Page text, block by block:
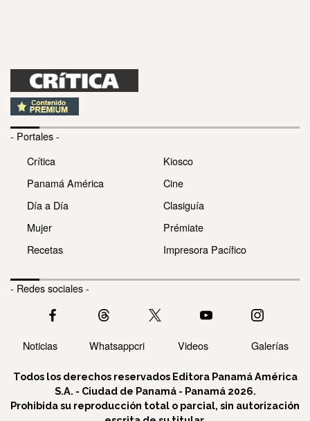
- Portales -
Crítica
Panamá América
Día a Día
Mujer
Recetas
Kiosco
Cine
Clasiguía
Prémiate
Impresora Pacífico
- Redes sociales -
Noticias Whatsappcri Videos Galerías
Todos los derechos reservados Editora Panamá América
S.A. - Ciudad de Panamá - Panamá 2026.
Prohibida su reproducción total o parcial, sin autorización